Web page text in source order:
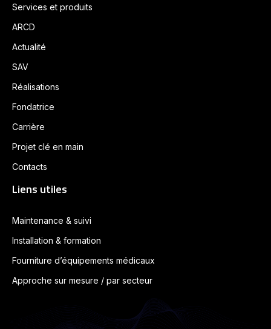
Services et produits
ARCD
Actualité
SAV
Réalisations
Fondatrice
Carrière
Projet clé en main
Contacts
Liens utiles
Maintenance & suivi
Installation & formation
Fourniture d’équipements médicaux
Approche sur mesure / par secteur